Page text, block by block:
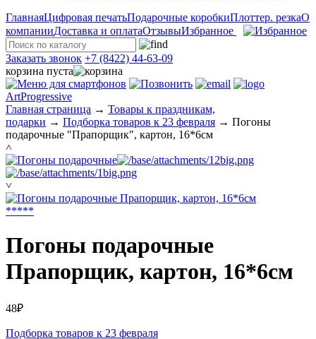
ГлавнаяЦифровая печатьПодарочные коробкиПлоттер. резкаО
компанииДоставка и оплатаОтзывыИзбранное
Заказать звонок +7 (8422) 44-63-09
корзина пуста
ArtProgressive
Главная страница → Товары к праздникам,
подарки → Подборка товаров к 23 февраля → Погоны
подарочные "Прапорщик", картон, 16*6см
˄
˅
*****
Погоны подарочные
Прапорщик, картон, 16*6см
48₽
Подборка товаров к 23 февраля